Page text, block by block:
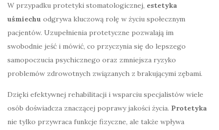
W przypadku protetyki stomatologicznej, estetyka
uśmiechu odgrywa kluczową rolę w życiu społecznym
pacjentów. Uzupełnienia protetyczne pozwalają im
swobodnie jeść i mówić, co przyczynia się do lepszego
samopoczucia psychicznego oraz zmniejsza ryzyko
problemów zdrowotnych związanych z brakującymi zębami.
Dzięki efektywnej rehabilitacji i wsparciu specjalistów wiele
osób doświadcza znaczącej poprawy jakości życia. Protetyka
nie tylko przywraca funkcje fizyczne, ale także wpływa